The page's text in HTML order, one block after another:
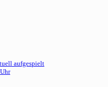
aufgespielt